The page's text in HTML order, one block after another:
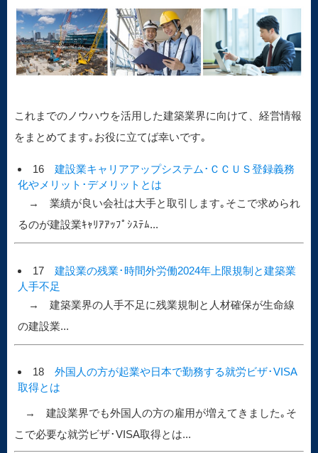
これまでのノウハウを活用した建築業界に向けて、経営情報
をまとめてます｡お役に立てば幸いです｡
16 建設業キャリアアップシステム･ＣＣＵＳ登録義務
化やメリット･デメリットとは
→ 業績が良い会社は大手と取引します｡そこで求められ
るのが建設業ｷｬﾘｱｱｯﾌﾟｼｽﾃﾑ...
17 建設業の残業･時間外労働2024年上限規制と建築業
人手不足
→ 建築業界の人手不足に残業規制と人材確保が生命線
の建設業...
18 外国人の方が起業や日本で勤務する就労ビザ･VISA
取得とは
→ 建設業界でも外国人の方の雇用が増えてきました｡そ
こで必要な就労ビザ･VISA取得とは...